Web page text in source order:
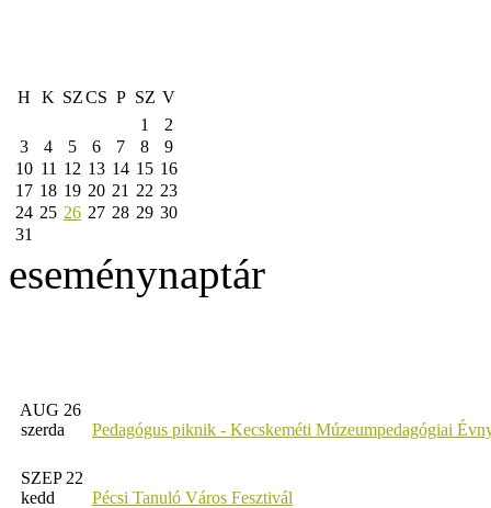
H K SZCS P SZ V
1
2
3
4 5 6 7 8
9
10 11 12 13 14 15 16
17 18 19 20 21 22 23
24 25 26 27 28 29 30
31
eseménynaptár
AUG 26
szerda
Pedagógus piknik - Kecskeméti Múzeumpedagógiai
SZEP 22
kedd
Pécsi Tanuló Város Fesztivál